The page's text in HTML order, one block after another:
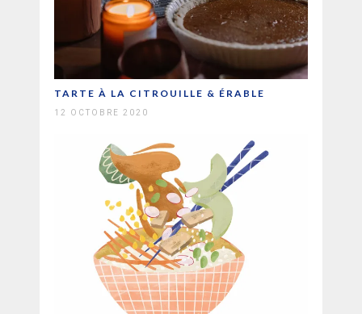
TARTE À LA CITROUILLE & ÉRABLE
12 OCTOBRE 2020